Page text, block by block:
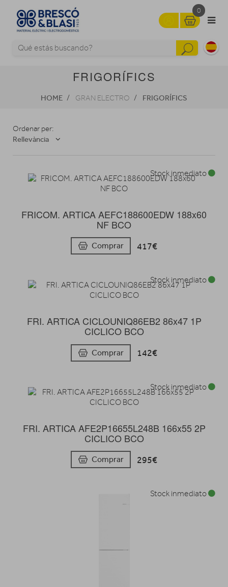
0
FRIGORÍFICS
HOME GRAN ELECTRO FRIGORÍFICS
Ordenar per:
Rellevància
FRICOM. ARTICA AEFC188600EDW 188x60
NF BCO
Comprar 417€
Stock inmediato
FRI. ARTICA CICLOUNIQ86EB2 86x47 1P
CICLICO BCO
Comprar 142€
Stock inmediato
FRI. ARTICA AFE2P16655L248B 166x55 2P
CICLICO BCO
Comprar 295€
Stock inmediato
Stock inmediato